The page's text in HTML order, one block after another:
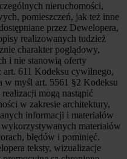
nieruchomości,
pomieszczeń, jak też inne
przez Dewelopera,
realizowanych tudzież
charakter poglądowy,
i nie stanowią oferty
611 Kodeksu cywilnego,
w myśl art. 5561 §2 Kodeksu
mogą nastąpić
w zakresie architektury,
informacji i materiałów
materiałów
błędów i pominięć.
teksty, wizualizacje